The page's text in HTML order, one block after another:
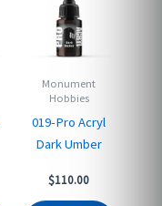
Monument
Hobbies
019-Pro Acryl
Dark Umber
$110.00